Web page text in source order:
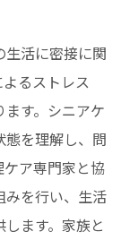
活に密接に関
るストレス
す。シニアケ
を理解し、問
ア専門家と協
みを行い、生活
ます。家族と